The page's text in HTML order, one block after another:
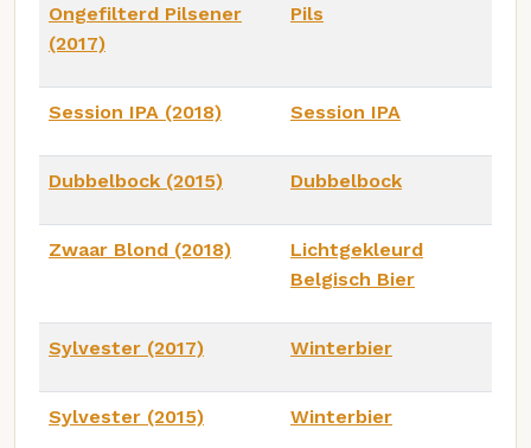
Ongefilterd Pilsener
(2017)
Pils
Session IPA (2018) Session IPA
Dubbelbock (2015) Dubbelbock
Zwaar Blond (2018)
Lichtgekleurd
Belgisch Bier
Sylvester (2017) Winterbier
Sylvester (2015) Winterbier